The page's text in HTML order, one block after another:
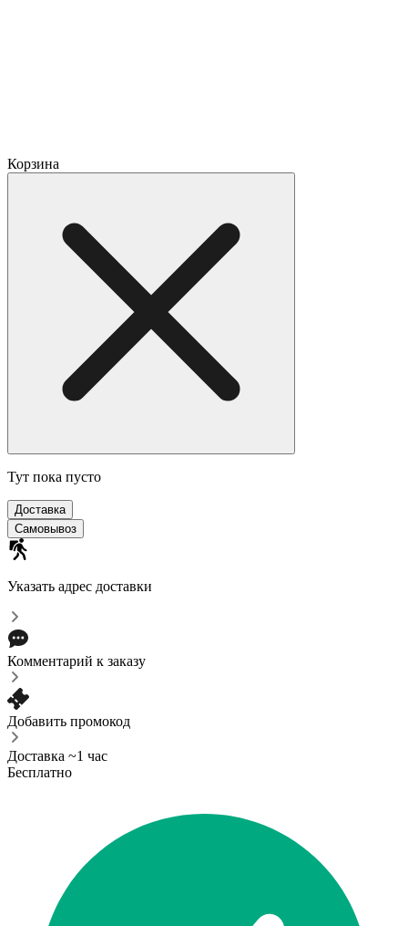
Корзина
Тут пока пусто
Доставка
Самовывоз
Указать адрес доставки
Комментарий к заказу
Добавить промокод
Доставка ~1 час
Бесплатно